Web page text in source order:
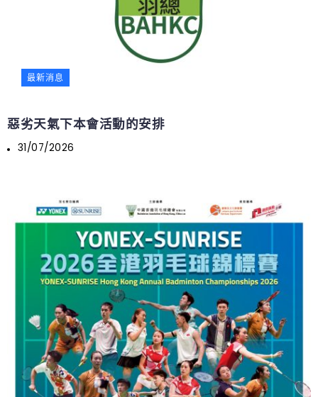
最新消息
惡劣天氣下本會活動的安排
31/07/2026